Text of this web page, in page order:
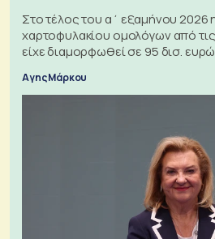
Στο τέλος του α΄ εξαμήνου 2026
χαρτοφυλακίου ομολόγων από
είχε διαμορφωθεί σε 95 δισ. ευρώ
Αγης Μάρκου